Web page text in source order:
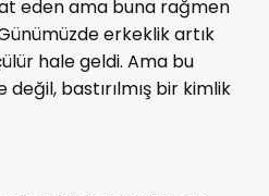
eden ama buna rağmen
erkeklik artık
hale geldi. Ama bu
değil, bastırılmış bir kimlik